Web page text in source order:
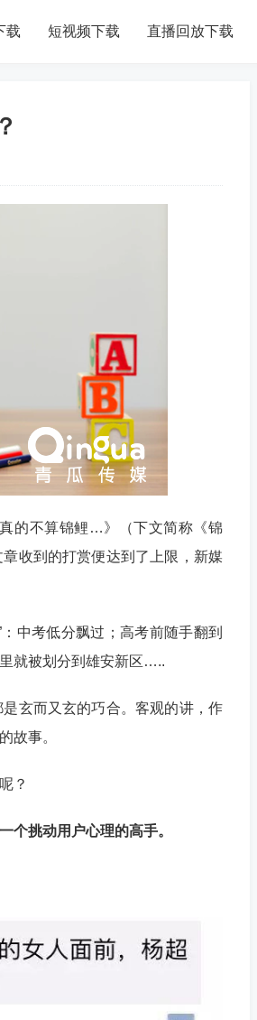
载 短视频下载 直播回放下载
的不算锦鲤…》（下文简称《锦
收到的打赏便达到了上限，新媒
中考低分飘过；高考前随手翻到
就被划分到雄安新区…..
玄而又玄的巧合。客观的讲，作
故事。
？
个挑动用户心理的高手。